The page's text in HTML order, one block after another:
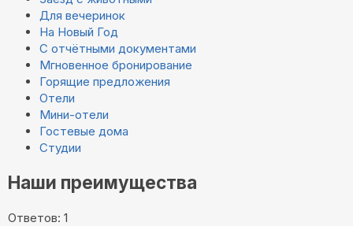
Для вечеринок
На Новый Год
С отчётными документами
Мгновенное бронирование
Горящие предложения
Отели
Мини-отели
Гостевые дома
Студии
Наши преимущества
Ответов: 1